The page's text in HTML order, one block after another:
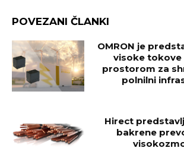
POVEZANI ČLANKI
OMRON je
visoke tokove
prostorom za
polnilni
Hirect
bakrene